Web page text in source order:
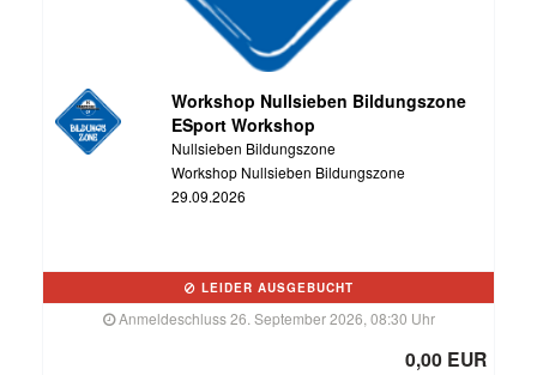
Workshop Nullsieben Bildungszone
ESport Workshop
Nullsieben Bildungszone
Workshop Nullsieben Bildungszone
29.09.2026
LEIDER AUSGEBUCHT
Anmeldeschluss 26. September 2026, 08:30 Uhr
0,00 EUR